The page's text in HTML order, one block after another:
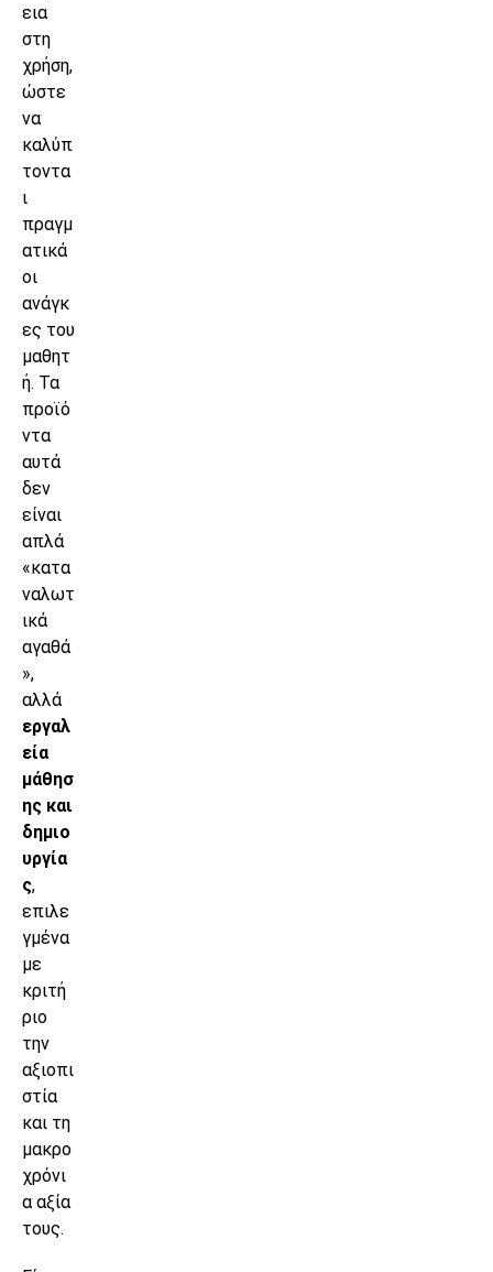
εια
στη
χρήση,
ώστε
να
καλύπ
τοντα
ι
πραγμ
ατικά
οι
ανάγκ
ες του
μαθητ
ή. Τα
προϊό
ντα
αυτά
δεν
είναι
απλά
«κατα
ναλωτ
ικά
αγαθά
»,
αλλά
εργαλ
εία
μάθησ
ης και
δημιο
υργία
ς,
επιλε
γμένα
με
κριτή
ριο
την
αξιοπι
στία
και τη
μακρο
χρόνι
α αξία
τους.